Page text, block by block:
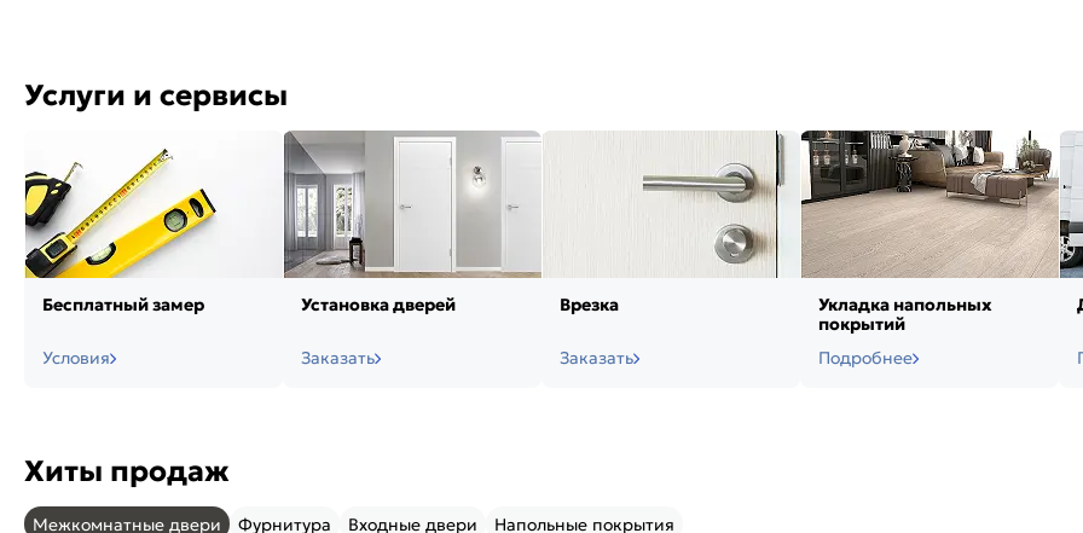
Услуги и сервисы
Бесплатный замер
Условия
Установка дверей
Заказать
Врезка
Заказать
Укладка напольных
покрытий
Подробнее
Хиты продаж
Межкомнатные двери Фурнитура Входные двери Напольные покрытия